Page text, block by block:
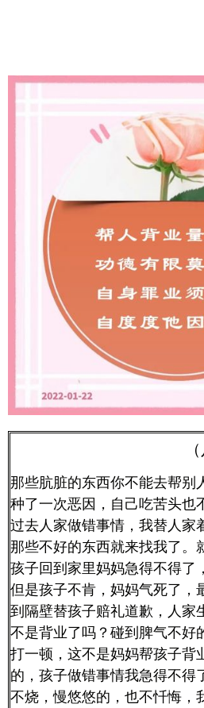
（八
那些肮脏的东西你不能去帮别
种了一次恶因，自己吃苦头也
过去人家做错事情，我替人家
那些不好的东西就来找我了。
孩子回到家里妈妈急得不得了
但是孩子不肯，妈妈气死了，
到隔壁替孩子赔礼道歉，人家
不是背业了吗？碰到脾气不好
打一顿，这不是妈妈帮孩子背
的，孩子做错事情我急得不得
不烧，慢悠悠的，也不忏悔，